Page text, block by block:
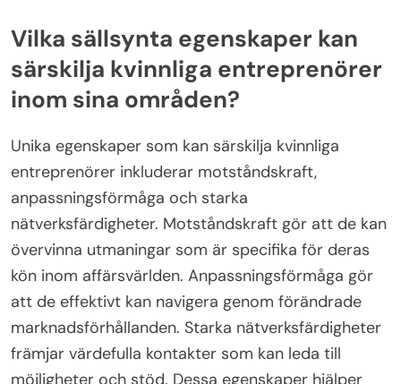
av tillhörighet, vilket är avgörande för att bygga
självförtroende. Att engagera sig med en mentor
kan leda till ökad synlighet och möjligheter, vilket
förstärker den professionella identiteten och